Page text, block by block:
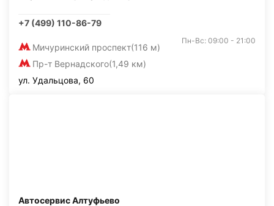
+7 (499) 110-86-79
Мичуринский проспект(116 м)
Пр-т Вернадского(1,49 км)
Пн-Вс: 09:00 - 21:00
ул. Удальцова, 60
Автосервис Алтуфьево